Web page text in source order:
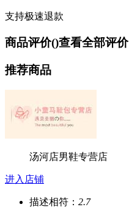
支持极速退款
商品评价()查看全部评价
推荐商品
汤河店男鞋专营店
进入店铺
描述相符： 2.7